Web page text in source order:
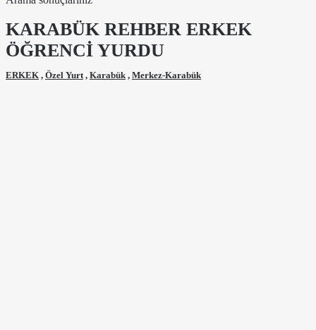
KARABÜK REHBER ERKEK
ÖĞRENCİ YURDU
ERKEK , Özel Yurt , Karabük , Merkez-Karabük